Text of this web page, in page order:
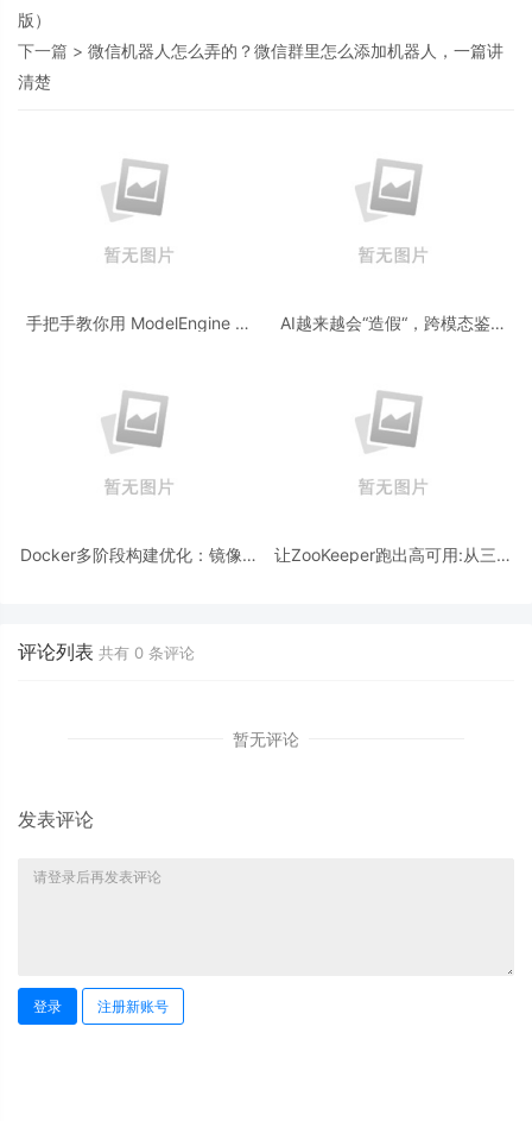
版）
下一篇 > 微信机器人怎么弄的？微信群里怎么添加机器人，一篇讲
清楚
手把手教你用 ModelEngine 打
AI越来越会“造假“，跨模态鉴伪
Docker多阶段构建优化：镜像体
让ZooKeeper跑出高可用:从三节
评论列表 共有 0 条评论
暂无评论
发表评论
登录 注册新账号